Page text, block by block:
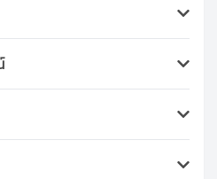
าผู้สมัครมาได้ไม่เกิน 3 คน)
(กรุงเทพฯ พัทยา ภูเก็ต
Zoom หรือ Google Meet
)
ด้ก่อนวันเริ่มงาน
ลายเดือน เพราะผู้สมัครส่วนใหญ่